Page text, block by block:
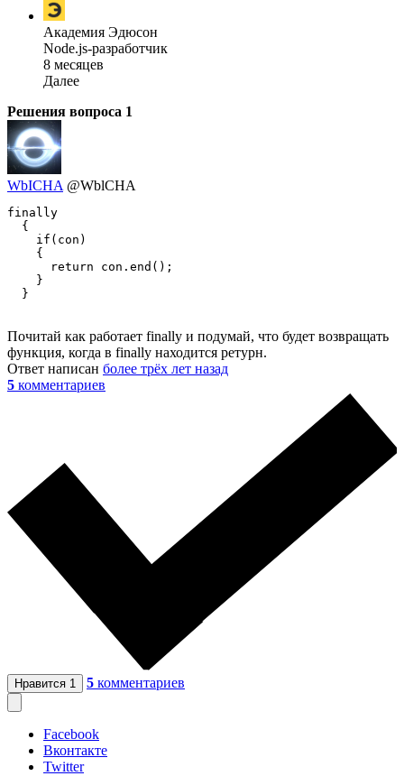
Академия Эдюсон
Node.js-разработчик
8 месяцев
Далее
Решения вопроса 1
WbICHA @WblCHA
finally
  {
    if(con)
    {
      return con.end();
    }
  }
Почитай как работает finally и подумай, что будет возвращать
функция, когда в finally находится ретурн.
Ответ написан более трёх лет назад
5 комментариев
Нравится 1 5 комментариев
Facebook
Вконтакте
Twitter